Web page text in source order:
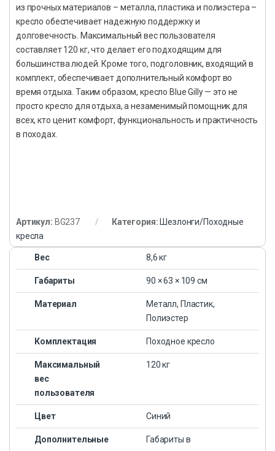
из прочных материалов – металла, пластика и полиэстера –
кресло обеспечивает надежную поддержку и
долговечность. Максимальный вес пользователя
составляет 120 кг, что делает его подходящим для
большинства людей. Кроме того, подголовник, входящий в
комплект, обеспечивает дополнительный комфорт во
время отдыха. Таким образом, кресло Blue Gilly — это не
просто кресло для отдыха, а незаменимый помощник для
всех, кто ценит комфорт, функциональность и практичность
в походах.
Артикул: BG237 Категория: Шезлонги/Походные
кресла
Вес 8,6 кг
Габариты 90 × 63 × 109 см
Материал
Металл, Пластик,
Полиэстер
Комплектация Походное кресло
Максимальный
вес
пользователя
120 кг
Цвет Синий
Дополнительные
Габариты в